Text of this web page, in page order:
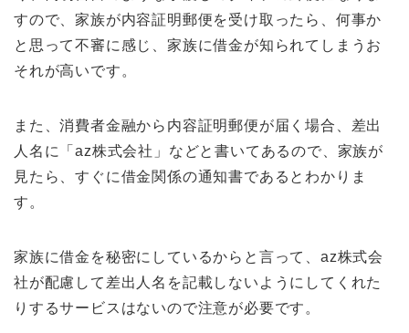
すので、家族が内容証明郵便を受け取ったら、何事か
と思って不審に感じ、家族に借金が知られてしまうお
それが高いです。
また、消費者金融から内容証明郵便が届く場合、差出
人名に「az株式会社」などと書いてあるので、家族が
見たら、すぐに借金関係の通知書であるとわかりま
す。
家族に借金を秘密にしているからと言って、az株式会
社が配慮して差出人名を記載しないようにしてくれた
りするサービスはないので注意が必要です。